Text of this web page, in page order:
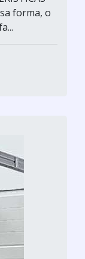
forma, o